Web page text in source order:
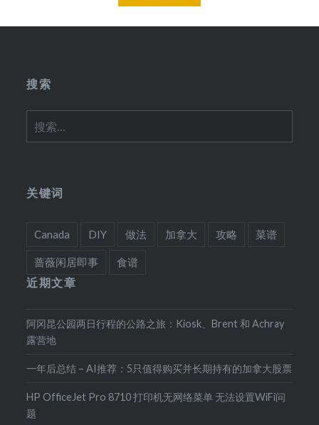
搜索
索：
关键词
Canada DIY 做法 加拿大 攻略 菜谱
蔷薇闲居即事 食谱
近期文章
阿冈昆公园两日行程的公路之旅：Kiosk、Brent 和 Achray
露营地
一年后总结 – AI推荐：5只值得购买并长期持有的加拿大股票
HP OfficeJet Pro 8710 打印机无网络菜单 无法设置WiFi问
题